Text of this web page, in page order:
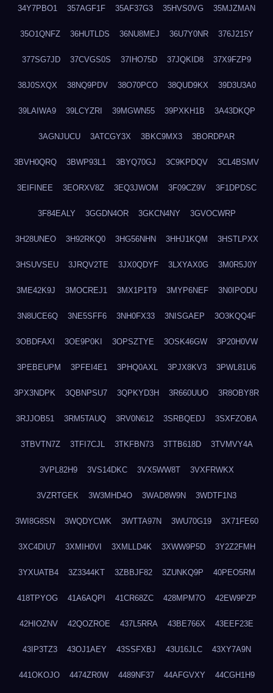
34Y7PBO1 357AGF1F 35AF37G3 35HVS0VG 35MJZMAN
35O1QNFZ 36HUTLDS 36NU8MEJ 36U7Y0NR 376J215Y
377SG7JD 37CVGS0S 37IHO75D 37JQKID8 37X9FZP9
38J0SXQX 38NQ9PDV 38O70PCO 38QUD9KX 39D3U3A0
39LAIWA9 39LCYZRI 39MGWN55 39PXKH1B 3A43DKQP
3AGNJUCU 3ATCGY3X 3BKC9MX3 3BORDPAR
3BVH0QRQ 3BWP93L1 3BYQ70GJ 3C9KPDQV 3CL4BSMV
3EIFINEE 3EORXV8Z 3EQ3JWOM 3F09CZ9V 3F1DPDSC
3F84EALY 3GGDN4OR 3GKCN4NY 3GVOCWRP
3H28UNEO 3H92RKQ0 3HG56NHN 3HHJ1KQM 3HSTLPXX
3HSUVSEU 3JRQV2TE 3JX0QDYF 3LXYAX0G 3M0R5J0Y
3ME42K9J 3MOCREJ1 3MX1P1T9 3MYP6NEF 3N0IPODU
3N8UCE6Q 3NE5SFF6 3NH0FX33 3NISGAEP 3O3KQQ4F
3OBDFAXI 3OE9P0KI 3OPSZTYE 3OSK46GW 3P20H0VW
3PEBEUPM 3PFEI4E1 3PHQ0AXL 3PJX8KV3 3PWL81U6
3PX3NDPK 3QBNPSU7 3QPKYD3H 3R660UUO 3R8OBY8R
3RJJOB51 3RM5TAUQ 3RV0N612 3SRBQEDJ 3SXFZOBA
3TBVTN7Z 3TFI7CJL 3TKFBN73 3TTB618D 3TVMVY4A
3VPL82H9 3VS14DKC 3VX5WW8T 3VXFRWKX
3VZRTGEK 3W3MHD4O 3WAD8W9N 3WDTF1N3
3WI8G8SN 3WQDYCWK 3WTTA97N 3WU70G19 3X71FE60
3XC4DIU7 3XMIH0VI 3XMLLD4K 3XWW9P5D 3Y2Z2FMH
3YXUATB4 3Z3344KT 3ZBBJF82 3ZUNKQ9P 40PEO5RM
418TPYOG 41A6AQPI 41CR68ZC 428MPM7O 42EW9PZP
42HIOZNV 42QOZROE 437L5RRA 43BE766X 43EEF23E
43IP3TZ3 43OJ1AEY 43SSFXBJ 43U16JLC 43XY7A9N
441OKOJO 4474ZR0W 4489NF37 44AFGVXY 44CGH1H9